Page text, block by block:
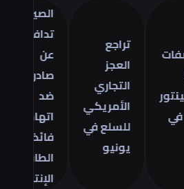
تراجع
التجاري
الأمريكي
للسلع في
يونيو
الصين
تدافع
صادراتها
اتهامات
فائض
الطاقة
الإنتاجية